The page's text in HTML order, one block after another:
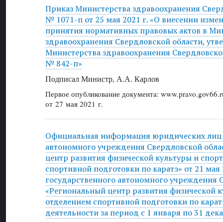
Приказ Министерства здравоохранения
№ 1071-п от 25 мая 2021 г. «О внесении
принятия нормативных правовых актов в
здравоохранения Свердловской области,
Министерства здравоохранения
№ 842-п»
Подписал Министр, А.А. Карлов
Первое опубликование документа:
от 27 мая 2021 г.
Официальная информация юридических лиц
автономного учреждения Свердловской
центр развития физической культуры и
спортивной подготовки по каратэ» от 21 мая
государственного автономного учреждения
«Региональный центр развития физической
отделением спортивной подготовки по
деятельности за период с 1 января по 31